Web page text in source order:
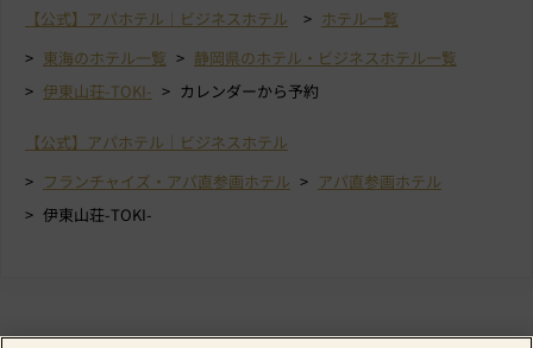
【公式】アパホテル｜ビジネスホテル
ホテル一覧
東海のホテル一覧
静岡県のホテル・ビジネスホテル一覧
伊東山荘-TOKI-
カレンダーから予約
【公式】アパホテル｜ビジネスホテル
フランチャイズ・アパ直参画ホテル
アパ直参画ホテル
伊東山荘-TOKI-